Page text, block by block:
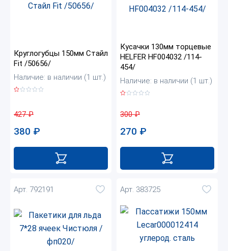
Круглогубцы 150мм Стайл
Fit /50656/
Наличие: в наличии (1 шт.)
427₽
380 ₽
Кусачки 130мм торцевые
HELFER HF004032 /114-
454/
Наличие: в наличии (1 шт.)
300₽
270 ₽
Арт. 792191 Арт. 383725